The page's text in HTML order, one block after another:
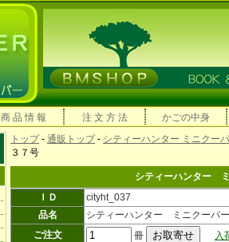
商 品 情 報 注 文 方 法 かごの中身
トップ- 通販トップ- シティーハンター ミニクー
３７号
シティーハンター
ＩＤ
cityht_037
品名
シティーハンター ミニクーパ
ご注文
冊
入